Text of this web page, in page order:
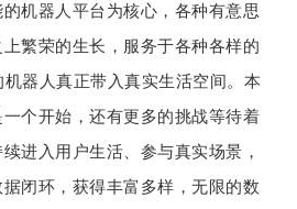
机器人平台为核心，各种有意思
繁荣的生长，服务于各种各样的
机器人真正带入真实生活空间。 本
一个开始 ，还有更多的挑战等待着
进入用户生活、参与真实场景，
闭环，获得丰富多样，无限的数